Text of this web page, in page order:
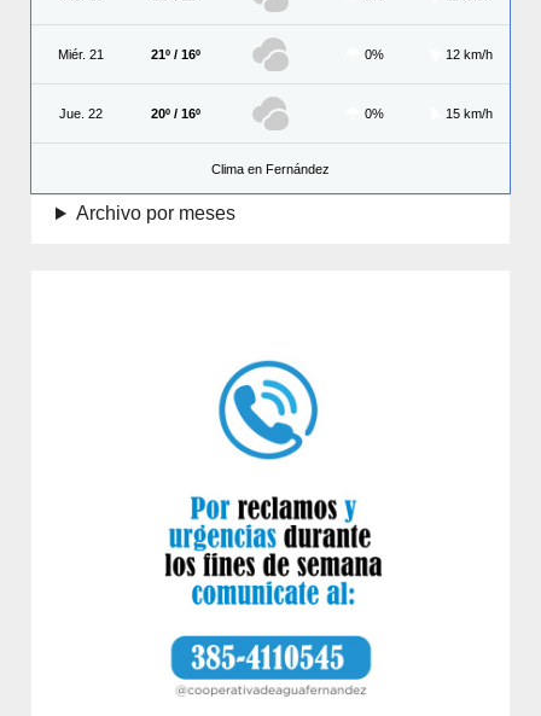
Miér. 21 21º / 16º 0% 12 km/h
Jue. 22 20º / 16º 0% 15 km/h
Clima en Fernández
Archivo por meses